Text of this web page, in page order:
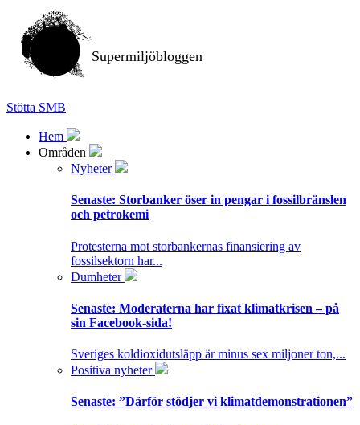
Supermiljöbloggen
Stötta SMB
Hem
Områden
Nyheter
Senaste: Storbanker öser in pengar i fossilbränslen
och petrokemi
Protesterna mot storbankernas finansiering av
fossilsektorn har...
Dumheter
Senaste: Moderaterna har fixat klimatkrisen – på
sin Facebook-sida!
Sveriges koldioxidutsläpp är minus sex miljoner ton,...
Positiva nyheter
Senaste: ”Därför stödjer vi klimatdemonstrationen”